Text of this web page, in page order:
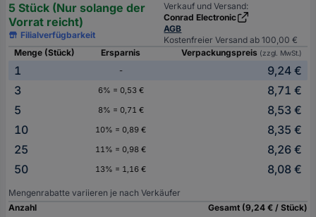
5 Stück (Nur solange der
Vorrat reicht)
Filialverfügbarkeit
Verkauf und Versand:
Conrad Electronic
AGB
Kostenfreier Versand ab 100,00 €
Menge (Stück)
Ersparnis Verpackungspreis (zzgl. MwSt.)
1 -
9,24 €
3
6% = 0,53 €
8,71 €
5
8% = 0,71 €
8,53 €
10
10% = 0,89 €
8,35 €
25
11% = 0,98 €
8,26 €
50
13% = 1,16 € 8,08 €
Mengenrabatte variieren je nach Verkäufer
Anzahl
Gesamt (9,24 € / Stück)